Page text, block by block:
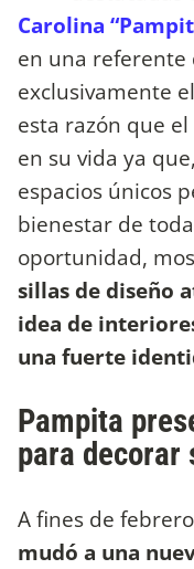
Carolina
en una referente
exclusivamente
esta razón que
en su vida ya
espacios únicos
bienestar de
oportunidad,
sillas de diseño
idea de
una fuerte
Pampita
para decorar
A fines de
mudó a una